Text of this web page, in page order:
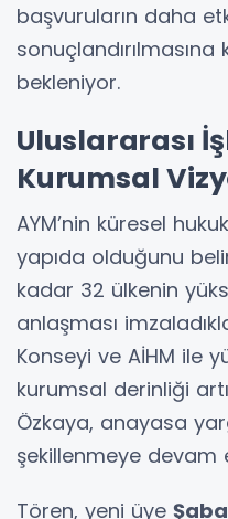
başvuruların daha
sonuçlandırılmasına
bekleniyor.
Uluslararası
Kurumsal
AYM’nin küresel
yapıda olduğunu
kadar 32 ülkenin
anlaşması
Konseyi ve AİHM ile
kurumsal derinliği
Özkaya, anayasa
şekillenmeye devam
Tören, yeni üye